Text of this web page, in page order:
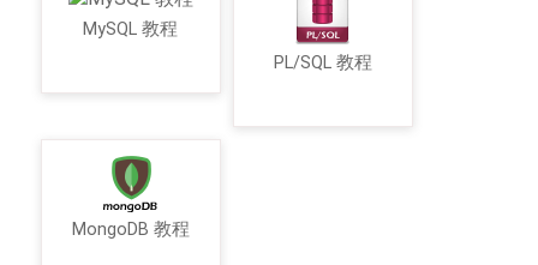
MySQL 教程
PL/SQL 教程
MongoDB 教程